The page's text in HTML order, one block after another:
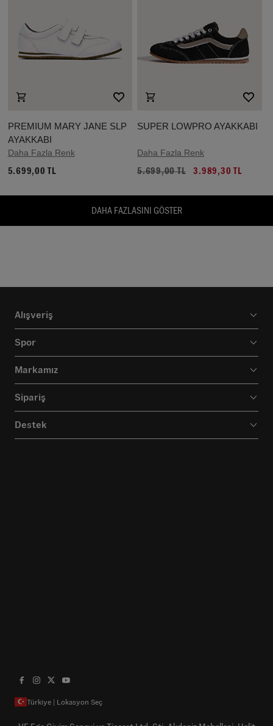
PREMIUM MARY JANE SLP
AYAKKABI
Daha Fazla Renk
5.699,00 TL
SUPER LOWPRO AYAKKABI
Daha Fazla Renk
5.699,00 TL 3.989,30 TL
DAHA FAZLASINI GÖSTER
Alışveriş
Spor
Markamız
Sipariş
Destek
Türkiye | Lokasyon Seç